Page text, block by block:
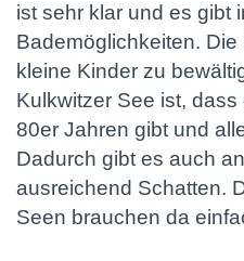
ist sehr klar und es gibt
Bademöglichkeiten.
kleine Kinder zu
Kulkwitzer See ist,
80er Jahren gibt und
Dadurch gibt es auch
ausreichend Schatten.
Seen brauchen da